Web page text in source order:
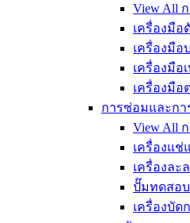
View All
เครื่องมือ
เครื่องมือ
เครื่องมือ
เครื่องมือ
การซ่อมและกา
View All
เครื่องแช่
เครื่องละ
ปั๊มทดสอ
เครื่องบัด